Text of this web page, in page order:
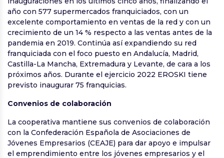
año con 577 supermercados franquiciados, con un
excelente comportamiento en ventas de la red y con un
crecimiento de un 14 % respecto a las ventas antes de la
pandemia en 2019. Continúa así expandiendo su red
franquiciada con el foco puesto en Andalucía, Madrid,
Castilla-La Mancha, Extremadura y Levante, de cara a los
próximos años. Durante el ejercicio 2022 EROSKI tiene
previsto inaugurar 75 franquicias.
Convenios de colaboración
La cooperativa mantiene sus convenios de colaboración
con la Confederación Española de Asociaciones de
Jóvenes Empresarios (CEAJE) para dar apoyo e impulsar
el emprendimiento entre los jóvenes empresarios y el